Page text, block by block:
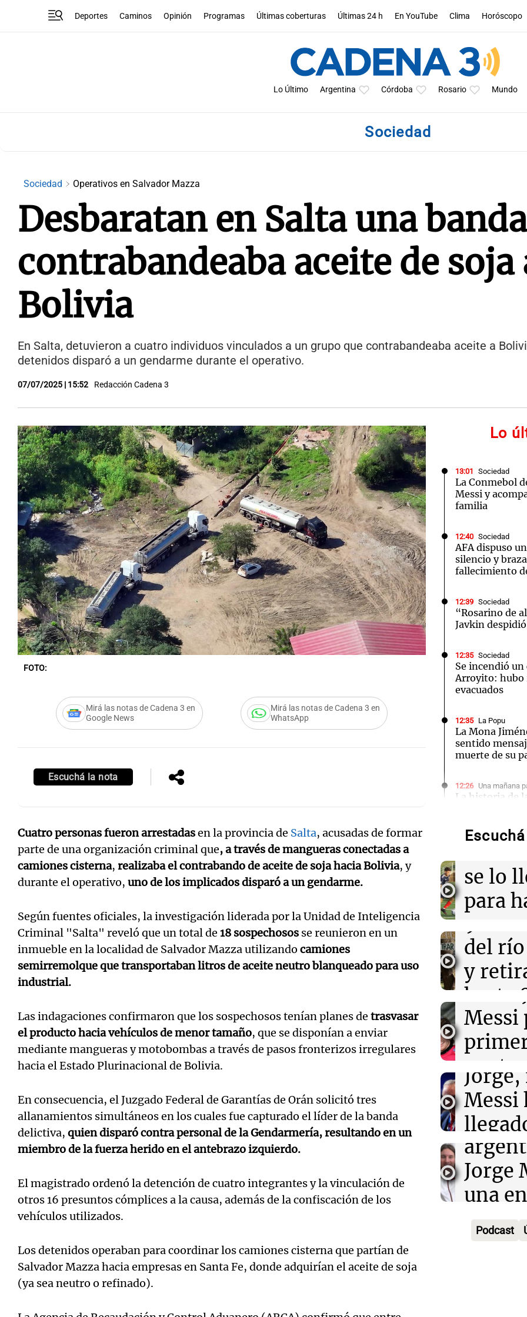
Deportes Caminos Opinión Programas Últimas coberturas Últimas 24 h En YouTube Clima Horóscopo
Lo Último Argentina Córdoba Rosario Mundo
Sociedad
Sociedad Operativos en Salvador Mazza
Desbaratan en Salta una
contrabandeaba aceite de soja
Bolivia
En Salta, detuvieron a cuatro individuos vinculados a un grupo que contrabandeaba aceite a
detenidos disparó a un gendarme durante el operativo.
07/07/2025 | 15:52 Redacción Cadena 3
FOTO:
Mirá las notas de Cadena 3 en
Google News
Mirá las notas de Cadena 3 en
WhatsApp
Escuchá la nota
Cuatro personas fueron arrestadasen la provincia de Salta, acusadas de formar
parte de una organización criminal que, a través de mangueras conectadas a
camiones cisterna, realizaba el contrabando de aceite de soja hacia Bolivia, y
durante el operativo, uno de los implicados disparó a un gendarme.
Según fuentes oficiales, la investigación liderada por la Unidad de Inteligencia
Criminal "Salta" reveló que un total de 18 sospechosos se reunieron en un
inmueble en la localidad de Salvador Mazza utilizando camiones
semirremolque que transportaban litros de aceite neutro blanqueado para uso
industrial.
Las indagaciones confirmaron que los sospechosos tenían planes de trasvasar
el producto hacia vehículos de menor tamaño, que se disponían a enviar
mediante mangueras y motobombas a través de pasos fronterizos irregulares
hacia el Estado Plurinacional de Bolivia.
En consecuencia, el Juzgado Federal de Garantías de Orán solicitó tres
allanamientos simultáneos en los cuales fue capturado el líder de la banda
delictiva, quien disparó contra personal de la Gendarmería, resultando en un
miembro de la fuerza herido en el antebrazo izquierdo.
El magistrado ordenó la detención de cuatro integrantes y la vinculación de
otros 16 presuntos cómplices a la causa, además de la confiscación de los
vehículos utilizados.
Los detenidos operaban para coordinar los camiones cisterna que partían de
Salvador Mazza hacia empresas en Santa Fe, donde adquirían el aceite de soja
(ya sea neutro o refinado).
Lo
13:01 Sociedad
La Conmebol
Messi y
familia
12:40 Sociedad
AFA dispuso
silencio y
fallecimiento
12:39 Sociedad
“Rosarino de
Javkin
12:35 Sociedad
Se incendió
Arroyito: hubo
evacuados
12:35 La Popu
La Mona
sentido
muerte de su
12:26 Una mañana
La historia de
de Jorge
12:01 Una mañana
Joan Gaspart:
llegó"
11:52 Sociedad
“Abrazo
la familia
Audio.
se lo
para
nunca
Una
9.000
del
y
hasta
de
Una
Episodios
firmó
Messi
Leo
Una
Episodios
Audio.
Jorge,
Messi
llegó"
Una
Episodios
Audio.
sueño
Jorge
una
con
Audio.
tras
Audio.
Podcast
Notas
Editorial
Notas
Mundial 2026
Notas
La Sole en Cadena 3
Notas
El huracán de Arequito Cadena 3